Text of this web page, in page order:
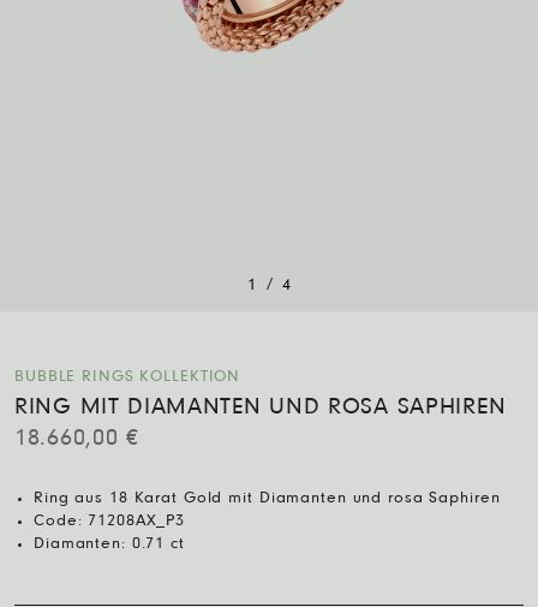
1 / 4
BUBBLE RINGS KOLLEKTION
RING MIT DIAMANTEN UND ROSA SAPHIREN
18.660,00 €
Ring aus 18 Karat Gold mit Diamanten und rosa Saphiren
Code: 71208AX_P3
Diamanten: 0.71 ct